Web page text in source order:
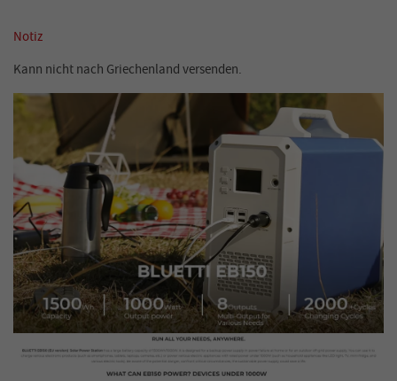
Notiz
Kann nicht nach Griechenland versenden.